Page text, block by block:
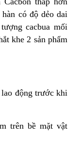
có độ dẻo dai
cacbua mối
khe 2 sản phẩm
động trước khi
trên bề mặt vật